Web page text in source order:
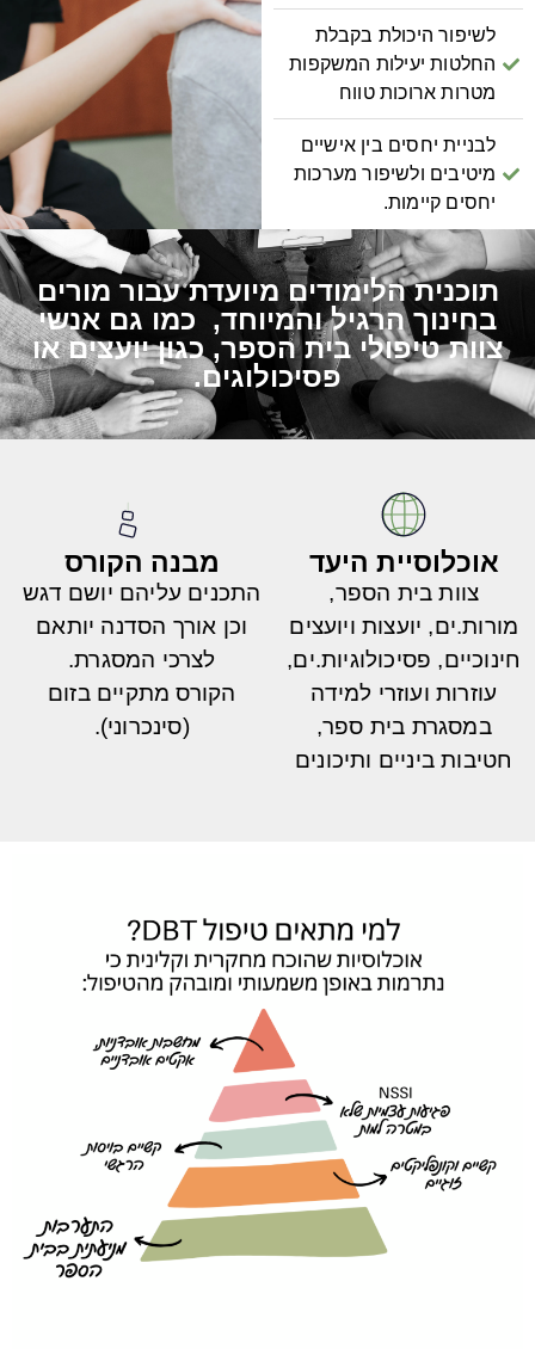
לשיפור היכולת בקבלת
החלטות יעילות המשקפות
מטרות ארוכות טווח
לבניית יחסים בין אישיים
מיטיבים ולשיפור מערכות
יחסים קיימות.
תוכנית הלימודים מיועדת עבור מורים
בחינוך הרגיל והמיוחד, כמו גם אנשי
צוות טיפולי בית הספר, כגון יועצים או
פסיכולוגים.
אוכלוסיית היעד
צוות בית הספר,
מורות.ים, יועצות ויועצים
חינוכיים, פסיכולוגיות.ים,
עוזרות ועוזרי למידה
במסגרת בית ספר,
חטיבות ביניים ותיכונים
מבנה הקורס
התכנים עליהם יושם דגש
וכן אורך הסדנה יותאם
לצרכי המסגרת.
הקורס מתקיים בזום
(סינכרוני).